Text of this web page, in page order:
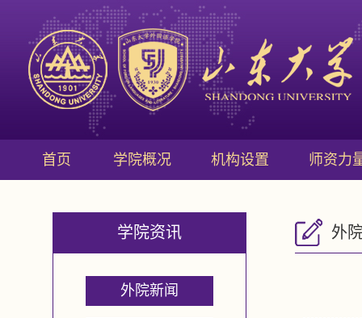
首页 学院概况 机构设置 师资力
学院资讯
外院新闻
外